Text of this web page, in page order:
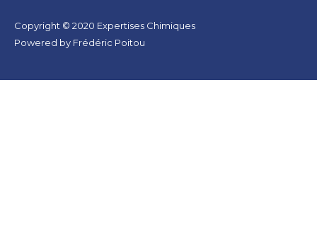
Copyright © 2020 Expertises Chimiques
Powered by Frédéric Poitou